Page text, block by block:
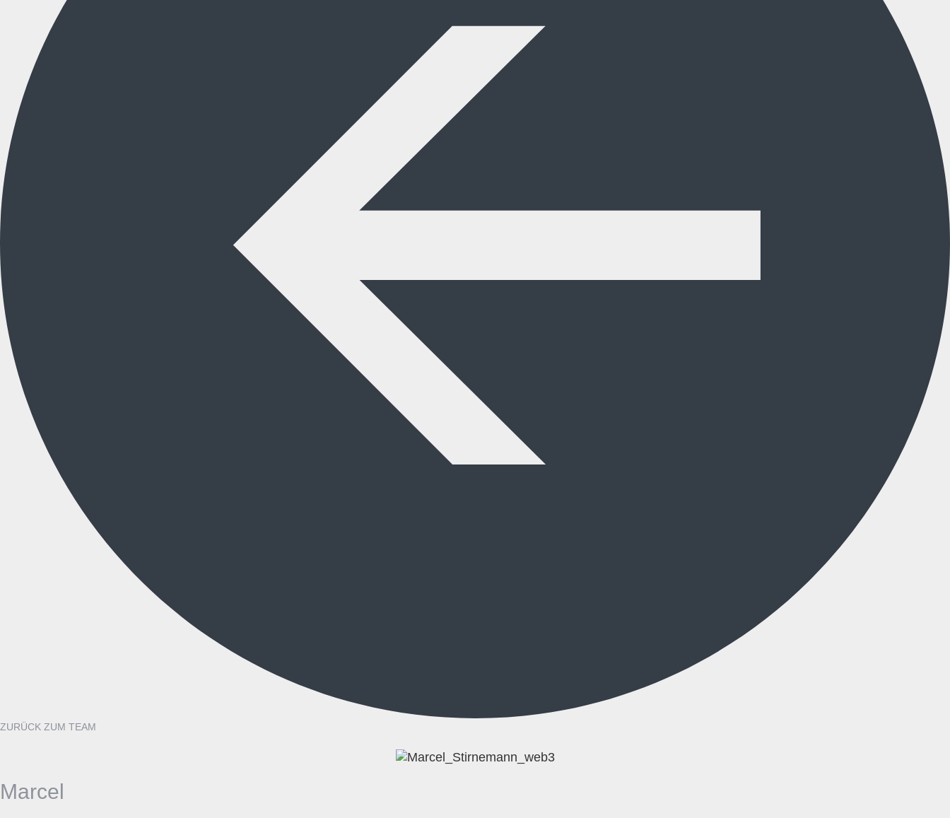
ZURÜCK ZUM TEAM
Marcel